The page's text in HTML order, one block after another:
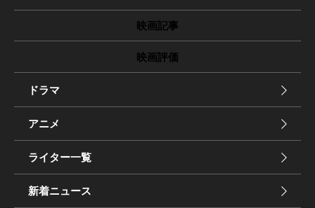
映画記事
映画評価
ドラマ
アニメ
ライター一覧
新着ニュース